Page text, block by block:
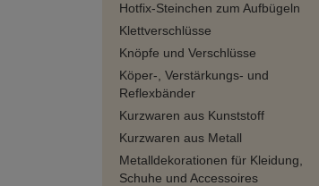
Hotfix-Steinchen zum Aufbügeln
Klettverschlüsse
Knöpfe und Verschlüsse
Köper-, Verstärkungs- und
Reflexbänder
Kurzwaren aus Kunststoff
Kurzwaren aus Metall
Metalldekorationen für Kleidung,
Schuhe und Accessoires